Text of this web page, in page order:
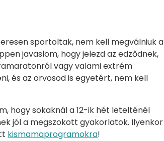
sportoltak, nem kell megválniuk a
javaslom, hogy jelezd az edződnek,
vagy valami extrém
és az orvosod is egyetért, nem kell
hogy sokaknál a 12-ik hét letelténél
jól a megszokott gyakorlatok. Ilyenkor
kismamaprogramokra!